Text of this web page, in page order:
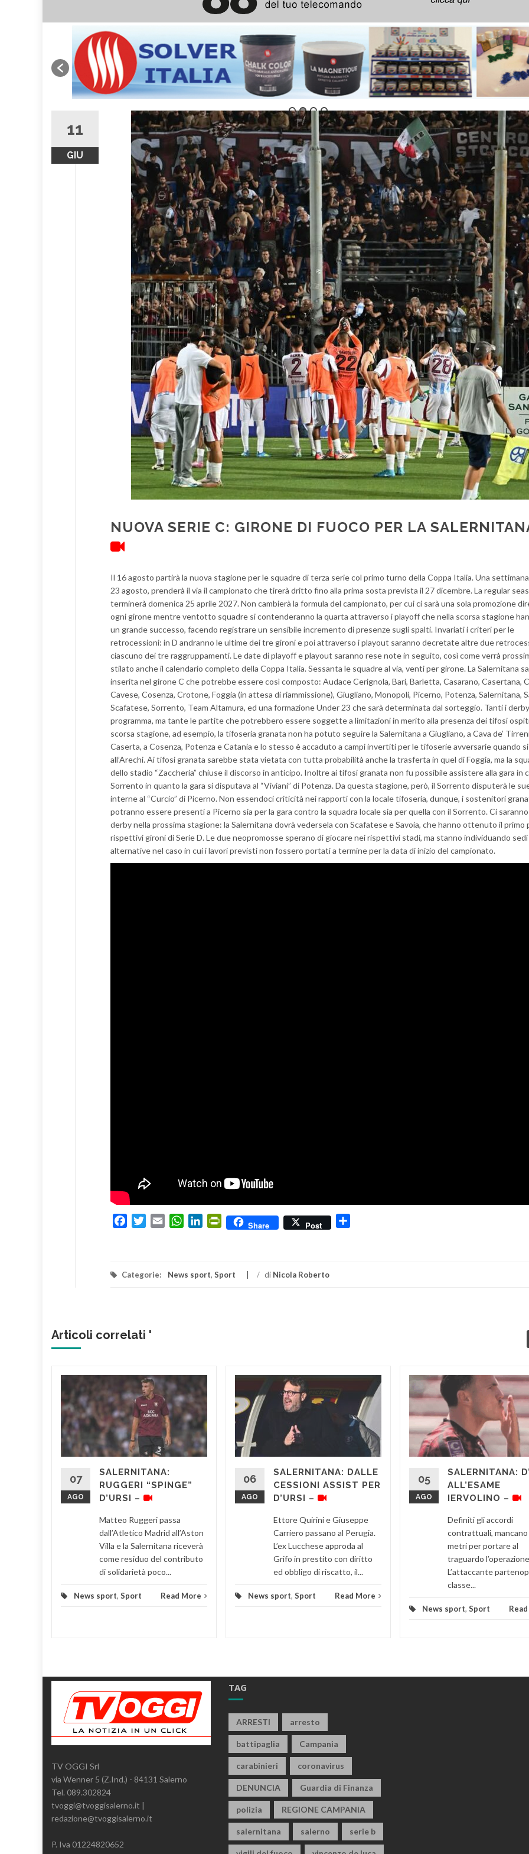
11
GIU
NUOVA SERIE C: GIRONE DI FUOCO PER LA
Il 16 agosto partirà la nuova stagione per le squadre di terza serie col primo turno della Coppa Italia. Una
23 agosto, prenderà il via il campionato che tirerà dritto fino alla prima sosta prevista il 27 dicembre. La regular
terminerà domenica 25 aprile 2027. Non cambierà la formula del campionato, per cui ci sarà una sola promozione
ogni girone mentre ventotto squadre si contenderanno la quarta attraverso i playoff che nella scorsa stagione
un grande successo, facendo registrare un sensibile incremento di presenze sugli spalti. Invariati i criteri per le
retrocessioni: in D andranno le ultime dei tre gironi e poi attraverso i playout saranno decretate altre due
ciascuno dei tre raggruppamenti. Le date di playoff e playout saranno rese note in seguito, così come verrà
stilato anche il calendario completo della Coppa Italia. Sessanta le squadre al via, venti per girone. La Salernitana
inserita nel girone C che potrebbe essere così composto: Audace Cerignola, Bari, Barletta, Casarano, Casertana,
Cavese, Cosenza, Crotone, Foggia (in attesa di riammissione), Giugliano, Monopoli, Picerno, Potenza, Salernitana,
Scafatese, Sorrento, Team Altamura, ed una formazione Under 23 che sarà determinata dal sorteggio. Tanti i
programma, ma tante le partite che potrebbero essere soggette a limitazioni in merito alla presenza dei tifosi
scorsa stagione, ad esempio, la tifoseria granata non ha potuto seguire la Salernitana a Giugliano, a Cava de’
Caserta, a Cosenza, Potenza e Catania e lo stesso è accaduto a campi invertiti per le tifoserie avversarie quando
all’Arechi. Ai tifosi granata sarebbe stata vietata con tutta probabilità anche la trasferta in quel di Foggia, ma la
dello stadio “Zaccheria” chiuse il discorso in anticipo. Inoltre ai tifosi granata non fu possibile assistere alla gara in
Sorrento in quanto la gara si disputava al “Viviani” di Potenza. Da questa stagione, però, il Sorrento disputerà le
interne al “Curcio” di Picerno. Non essendoci criticità nei rapporti con la locale tifoseria, dunque, i sostenitori
potranno essere presenti a Picerno sia per la gara contro la squadra locale sia per quella con il Sorrento. Ci
derby nella prossima stagione: la Salernitana dovrà vedersela con Scafatese e Savoia, che hanno ottenuto il primo
rispettivi gironi di Serie D. Le due neopromosse sperano di giocare nei rispettivi stadi, ma stanno individuando sedi
alternative nel caso in cui i lavori previsti non fossero portati a termine per la data di inizio del campionato.
FacebookTwitterEmail WhatsApp
LinkedInPrintFriendly
Share Post
Categorie: News sport, Sport / di Nicola Roberto
Articoli correlati '
07
AGO
SALERNITANA:
RUGGERI “SPINGE”
D’URSI –
Matteo Ruggeri passa
dall’Atletico Madrid all’Aston
Villa e la Salernitana riceverà
come residuo del contributo
di solidarietà poco...
News sport, Sport Read More
06
AGO
SALERNITANA: DALLE
CESSIONI ASSIST PER
D’URSI –
Ettore Quirini e Giuseppe
Carriero passano al Perugia.
L’ex Lucchese approda al
Grifo in prestito con diritto
ed obbligo di riscatto, il...
News sport, Sport Read More
05
AGO
SALERNITANA:
ALL’ESAME
IERVOLINO –
Definiti gli accordi
contrattuali,
metri per portare al
traguardo
L’attaccante
classe...
News sport, Sport
TV OGGI Srl
via Wenner 5 (Z.Ind.) - 84131 Salerno
Tel. 089.302824
tvoggi@tvoggisalerno.it |
redazione@tvoggisalerno.it
P. Iva 01224820652
TAG
ARRESTI arresto
battipaglia Campania
carabinieri coronavirus
DENUNCIA Guardia di Finanza
polizia REGIONE CAMPANIA
salernitana salerno serie b